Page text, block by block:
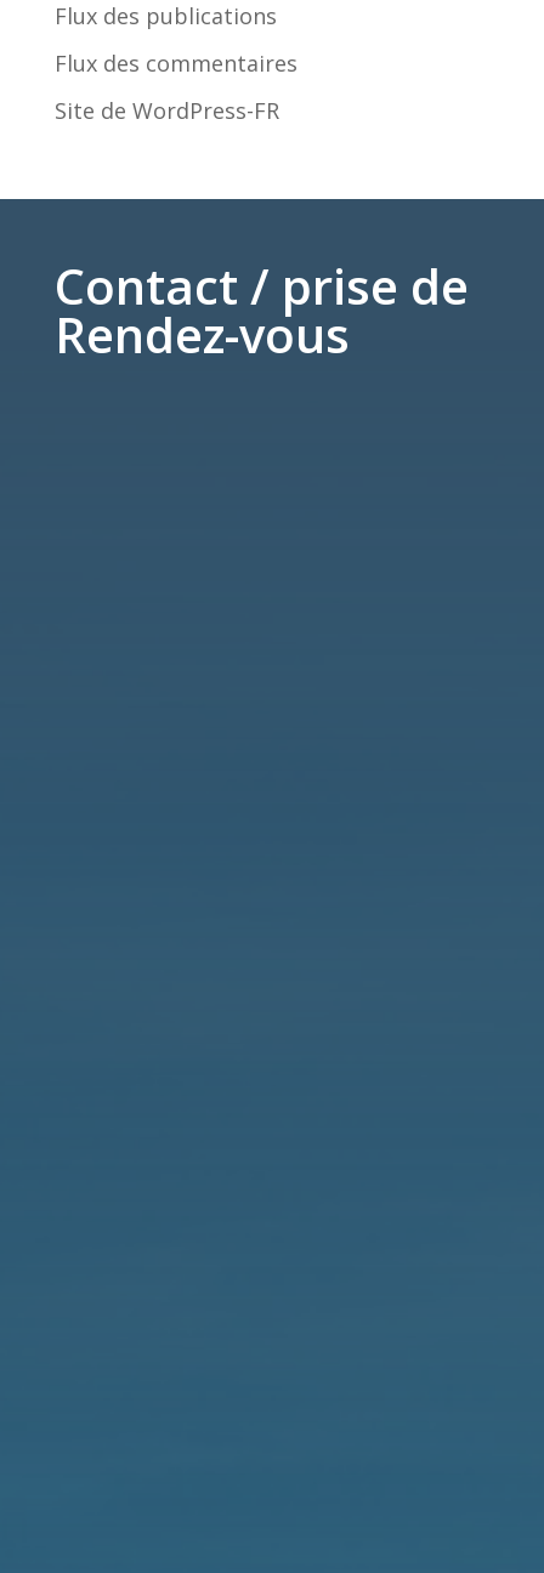
Flux des publications
Flux des commentaires
Site de WordPress-FR
Contact / prise de
Rendez-vous